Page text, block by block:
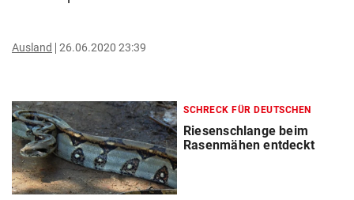
Ausland 26.06.2020 23:39
SCHRECK FÜR DEUTSCHEN
Riesenschlange beim
Rasenmähen entdeckt